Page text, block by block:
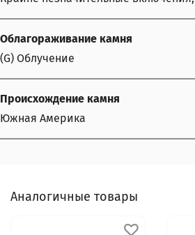
Облагораживание камня
(G) Облучение
Происхождение камня
Южная Америка
Аналогичные товары